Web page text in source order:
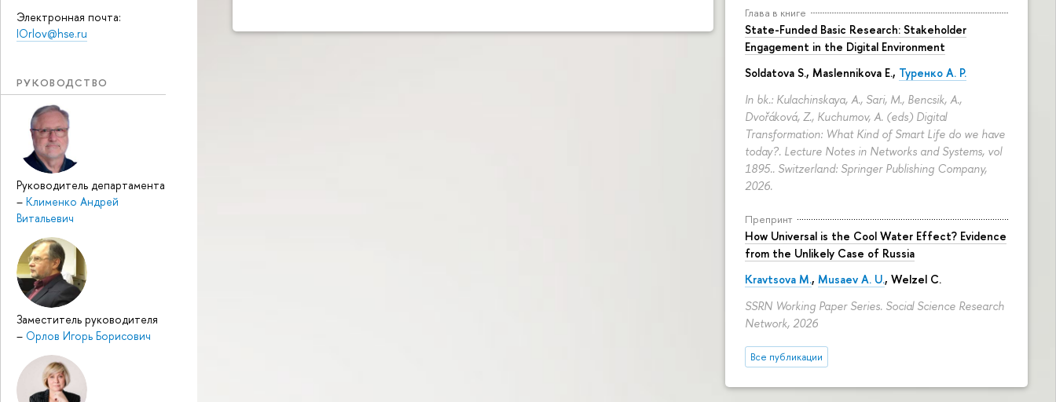
Электронная почта:
IOrlov@hse.ru
РУКОВОДСТВО
Руководитель департамента
– Клименко Андрей
Витальевич
Заместитель руководителя
– Орлов Игорь Борисович
Глава в книге
State-Funded Basic Research: Stakeholder
Engagement in the Digital Environment
Soldatova S., Maslennikova E., Туренко А. Р.
In bk.: Kulachinskaya, A., Sari, M., Bencsik, A.,
Dvořáková, Z., Kuchumov, A. (eds) Digital
Transformation: What Kind of Smart Life do we have
today?. Lecture Notes in Networks and Systems, vol
1895.. Switzerland: Springer Publishing Company,
2026.
Препринт
How Universal is the Cool Water Effect? Evidence
from the Unlikely Case of Russia
Kravtsova M., Musaev A. U., Welzel C.
SSRN Working Paper Series. Social Science Research
Network, 2026
Все публикации